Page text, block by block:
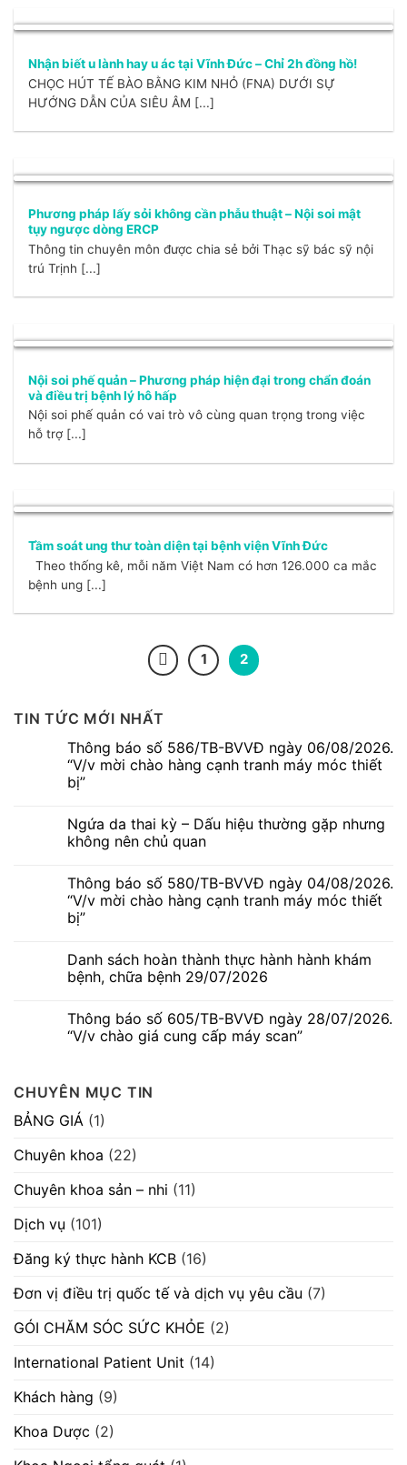
Nhận biết u lành hay u ác tại Vĩnh Đức – Chỉ 2h đồng hồ!
CHỌC HÚT TẾ BÀO BẰNG KIM NHỎ (FNA) DƯỚI SỰ
HƯỚNG DẪN CỦA SIÊU ÂM [...]
Phương pháp lấy sỏi không cần phẫu thuật – Nội soi mật
tụy ngược dòng ERCP
Thông tin chuyên môn được chia sẻ bởi Thạc sỹ bác sỹ nội
trú Trịnh [...]
Nội soi phế quản – Phương pháp hiện đại trong chẩn đoán
và điều trị bệnh lý hô hấp
Nội soi phế quản có vai trò vô cùng quan trọng trong việc
hỗ trợ [...]
Tầm soát ung thư toàn diện tại bệnh viện Vĩnh Đức
Theo thống kê, mỗi năm Việt Nam có hơn 126.000 ca mắc
bệnh ung [...]
1 2
TIN TỨC MỚI NHẤT
Thông báo số 586/TB-BVVĐ ngày 06/08/2026.
“V/v mời chào hàng cạnh tranh máy móc thiết
bị”
bình
luận
ở
số
586/TB-
BVVĐ
ngày
06/08/2026.
mời
chào
hàng
cạnh
máy
móc
thiết
Ngứa da thai kỳ – Dấu hiệu thường gặp nhưng
không nên chủ quan
bình
luận
Ngứa
kỳ
–
Dấu
hiệu
gặp
nhưng
không
Thông báo số 580/TB-BVVĐ ngày 04/08/2026.
“V/v mời chào hàng cạnh tranh máy móc thiết
bị”
bình
luận
ở
số
580/TB-
BVVĐ
mời
chào
hàng
cạnh
máy
móc
bị”
Danh sách hoàn thành thực hành hành khám
bệnh, chữa bệnh 29/07/2026
bình
luận
thành
thực
hành
hành
bệnh,
chữa
29/07/2026
Thông báo số 605/TB-BVVĐ ngày 28/07/2026.
“V/v chào giá cung cấp máy scan”
luận
ở
Thông
báo
605/TB-
BVVĐ
28/07/2026.
“V/v
giá
cung
máy
scan”
CHUYÊN MỤC TIN
BẢNG GIÁ (1)
Chuyên khoa (22)
Chuyên khoa sản – nhi (11)
Dịch vụ (101)
Đăng ký thực hành KCB (16)
Đơn vị điều trị quốc tế và dịch vụ yêu cầu (7)
GÓI CHĂM SÓC SỨC KHỎE (2)
International Patient Unit (14)
Khách hàng (9)
Khoa Dược (2)